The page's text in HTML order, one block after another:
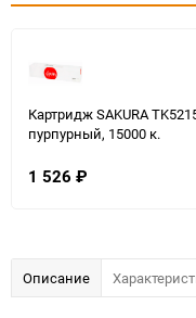
Картридж SAKURA
пурпурный, 15000 к.
1 526 ₽
Описание